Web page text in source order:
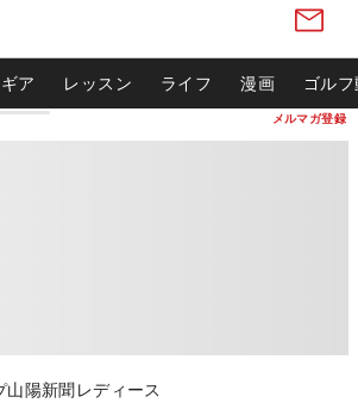
メルマガ登録
ギア レッスン ライフ 漫画 ゴル
山陽新聞レディース